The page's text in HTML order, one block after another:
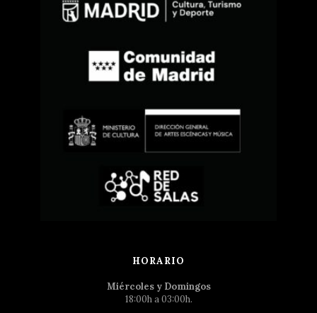
HORARIO
Miércoles y Domingos
18:00h a 03:00h.